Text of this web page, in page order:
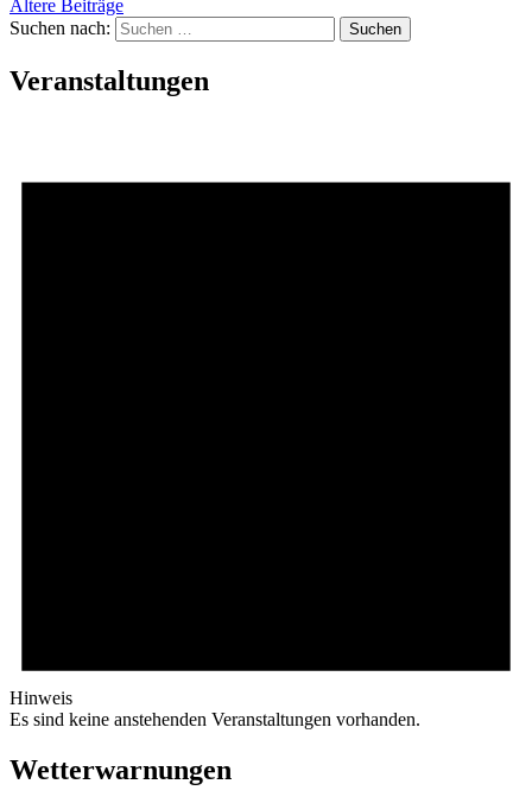
Ältere Beiträge
Suchen nach:
Veranstaltungen
Hinweis
Es sind keine anstehenden Veranstaltungen vorhanden.
Wetterwarnungen